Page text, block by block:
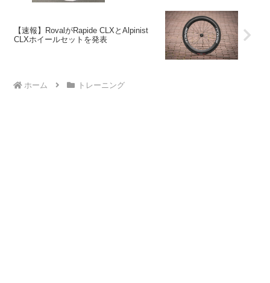
【速報】RovalがRapide CLXとAlpinist
CLXホイールセットを発表
ホーム トレーニング